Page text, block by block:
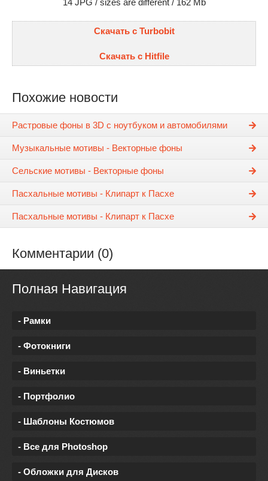
14 JPG / sizes are different / 162 Mb
Скачать с Turbobit
Скачать с Hitfile
Похожие новости
Растровые фоны в 3D с ноутбуком и автомобилями
Музыкальные мотивы - Векторные фоны
Сельские мотивы - Векторные фоны
Пасхальные мотивы - Клипарт к Пасхе
Пасхальные мотивы - Клипарт к Пасхе
Комментарии (0)
Полная Навигация
- Рамки
- Фотокниги
- Виньетки
- Портфолио
- Шаблоны Костюмов
- Все для Photoshop
- Обложки для Дисков